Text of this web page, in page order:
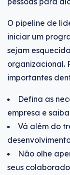
O pipeline de
iniciar um
sejam
organizacional.
importantes
Defina as
empresa e
Vá além do
Não olhe
seus